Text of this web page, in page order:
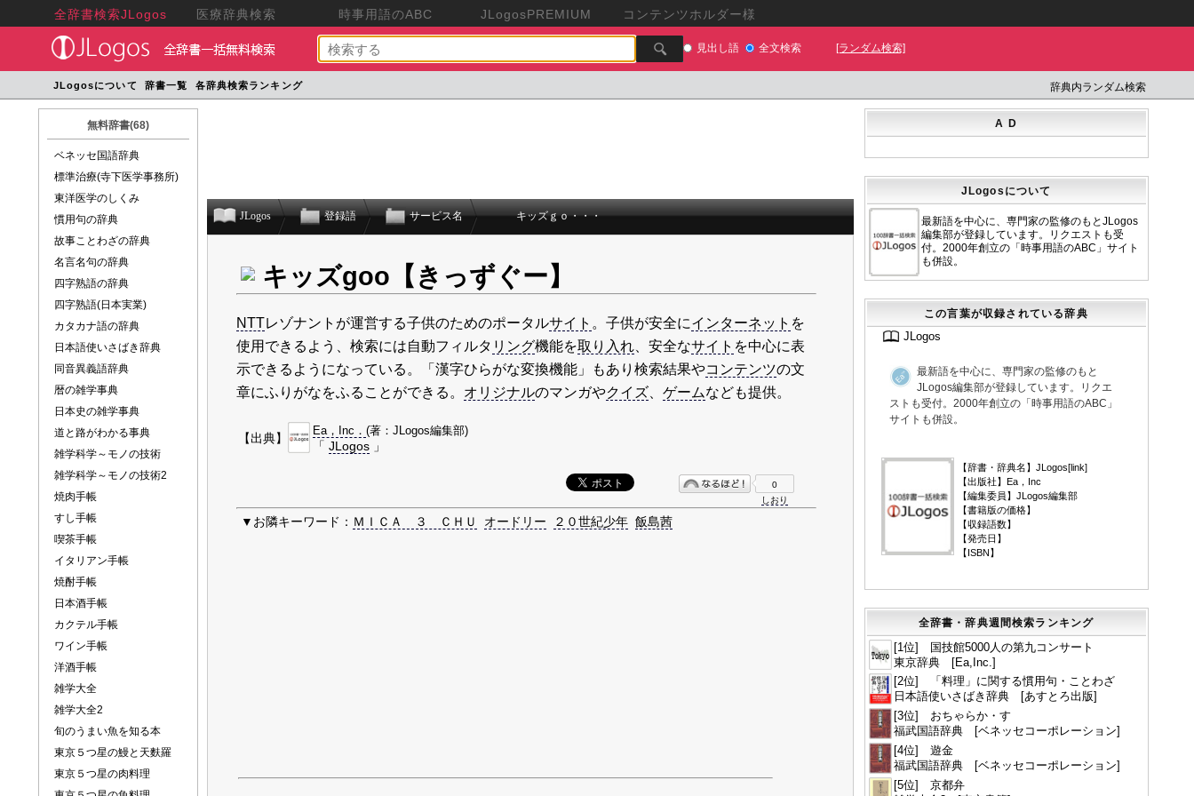
全辞書検索JLogos 医療辞典検索 時事用語のABC JLogosPREMIUM コンテンツホルダー様
見出し語 全文検索 [ランダム検索]
JLogosについて 辞書一覧 各辞典検索ランキング 辞典内ランダム検索
無料辞書(68)
ベネッセ国語辞典
標準治療(寺下医学事務所)
東洋医学のしくみ
慣用句の辞典
故事ことわざの辞典
名言名句の辞典
四字熟語の辞典
四字熟語(日本実業)
カタカナ語の辞典
日本語使いさばき辞典
同音異義語辞典
暦の雑学事典
日本史の雑学事典
道と路がわかる事典
雑学科学～モノの技術
雑学科学～モノの技術2
焼肉手帳
すし手帳
喫茶手帳
イタリアン手帳
焼酎手帳
日本酒手帳
カクテル手帳
ワイン手帳
洋酒手帳
雑学大全
雑学大全2
旬のうまい魚を知る本
東京５つ星の鰻と天麩羅
東京５つ星の肉料理
JLogos 登録語 サービス名 キッズｇｏ・・・
キッズgoo【きっずぐー】
NTTレゾナントが運営する子供のためのポータルサイト 。子供が安全にインターネット を
使用できるよう、検索には自動フィルタ リング機能を取り入れ、安全なサイト を中心に表
示できるようになっている。「漢字ひらがな変換機能」もあり検索結果やコンテンツの文
章にふりがなをふることができる。 オリジナルのマンガやクイズ、 ゲームなども提供。
【出典】
Ea，Inc． (著：JLogos編集部)
「 JLogos」
0
しおり
▼お隣キーワード： ＭＩＣＡ ３ ＣＨＵ オードリー ２０世紀少年 飯島茜
A D
JLogosについて
最新語を中心に、専門家の監修のもとJLogos
編集部が登録しています。リクエストも受
付。2000年創立の「時事用語のABC」サイト
も併設。
この言葉が収録されている辞典
JLogos
最新語を中心に、専門家の監修のもと
JLogos編集部が登録しています。リクエ
ストも受付。2000年創立の「時事用語のABC」
サイトも併設。
【辞書・辞典名】JLogos[link]
【出版社】Ea，Inc
【編集委員】JLogos編集部
【書籍版の価格】
【収録語数】
【発売日】
【ISBN】
全辞書・辞典週間検索ランキング
[1位] 国技館5000人の第九コンサート
東京辞典 [Ea,Inc.]
[2位] 「料理」に関する慣用句・ことわざ
日本語使いさばき辞典 [あすとろ出版]
[3位] おちゃらか・す
福武国語辞典 [ベネッセコーポレーション]
[4位] 遊金
福武国語辞典 [ベネッセコーポレーション]
[5位] 京都弁